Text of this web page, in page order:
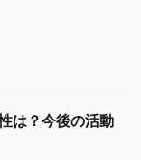
は？今後の活動